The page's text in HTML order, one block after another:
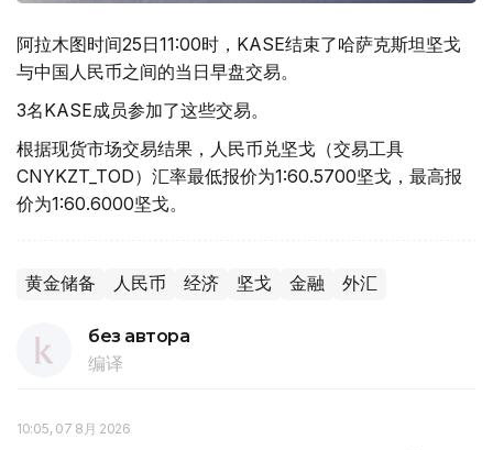
阿拉木图时间25日11:00时，KASE结束了哈萨克斯坦坚戈
与中国人民币之间的当日早盘交易。
3名KASE成员参加了这些交易。
根据现货市场交易结果，人民币兑坚戈（交易工具
CNYKZT_TOD）汇率最低报价为1:60.5700坚戈，最高报
价为1:60.6000坚戈。
黄金储备 人民币 经济 坚戈 金融 外汇
без автора
编译
10:05, 07 8月 2026